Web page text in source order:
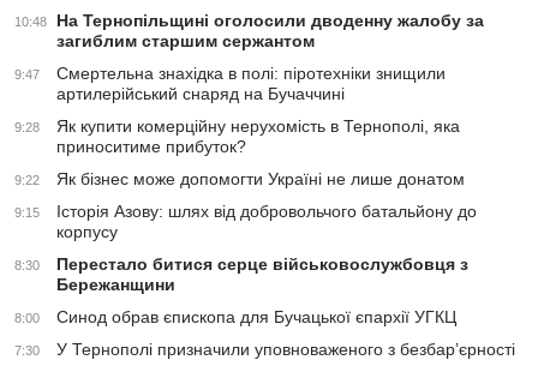
10:48
На Тернопільщині оголосили дводенну жалобу за
загиблим старшим сержантом
9:47
Смертельна знахідка в полі: піротехніки знищили
артилерійський снаряд на Бучаччині
9:28
Як купити комерційну нерухомість в Тернополі, яка
приноситиме прибуток?
9:22 Як бізнес може допомогти Україні не лише донатом
9:15
Історія Азову: шлях від добровольчого батальйону до
корпусу
8:30
Перестало битися серце військовослужбовця з
Бережанщини
8:00 Синод обрав єпископа для Бучацької єпархії УГКЦ
7:30 У Тернополі призначили уповноваженого з безбар’єрності